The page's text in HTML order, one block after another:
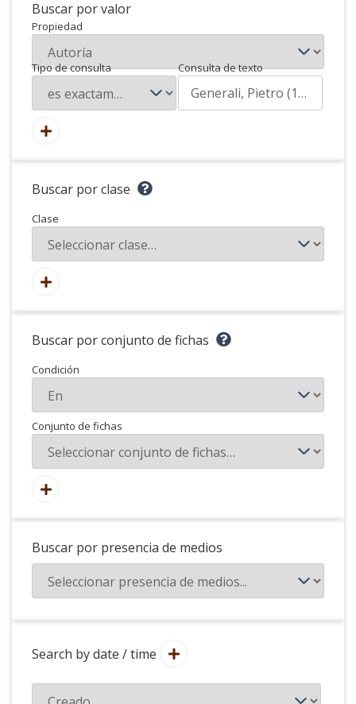
Buscar por valor
Propiedad
Tipo de consulta Consulta de texto
Buscar por clase
Clase
Buscar por conjunto de fichas
Condición
Conjunto de fichas
Buscar por presencia de medios
Search by date / time